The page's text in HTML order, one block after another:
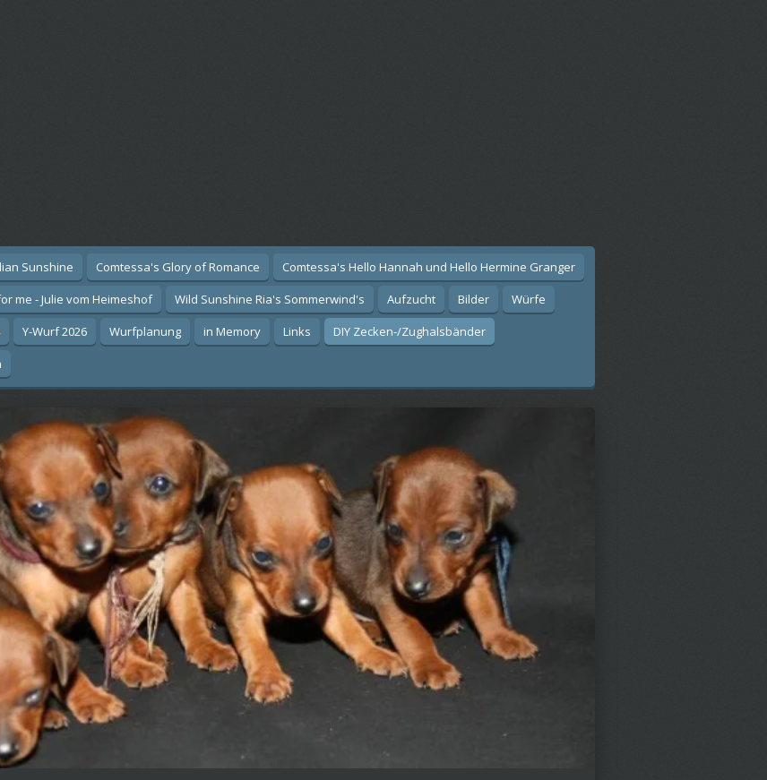
Sunshine Comtessa's Glory of Romance
Comtessa's Hello Hannah und Hello Hermine Granger
me - Julie vom Heimeshof Wild Sunshine Ria's Sommerwind's Aufzucht Bilder
Würfe
Y-Wurf 2026 Wurfplanung in Memory Links
DIY Zecken-/Zughalsbänder